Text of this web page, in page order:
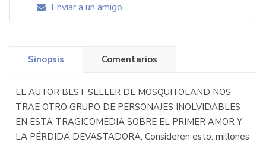
Enviar a un amigo
Sinopsis Comentarios
EL AUTOR BEST SELLER DE MOSQUITOLAND NOS
TRAE OTRO GRUPO DE PERSONAJES INOLVIDABLES
EN ESTA TRAGICOMEDIA SOBRE EL PRIMER AMOR Y
LA PÉRDIDA DEVASTADORA. Consideren esto: millones